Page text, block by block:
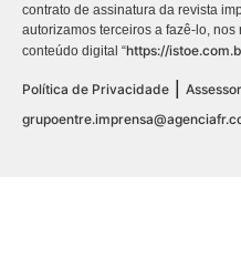
contrato de assinatura da revista
autorizamos terceiros a fazê-lo,
conteúdo digital “https://
Política de Privacidade